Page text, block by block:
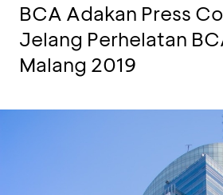
BCA Adakan Press
Jelang Perhelatan
Malang 2019